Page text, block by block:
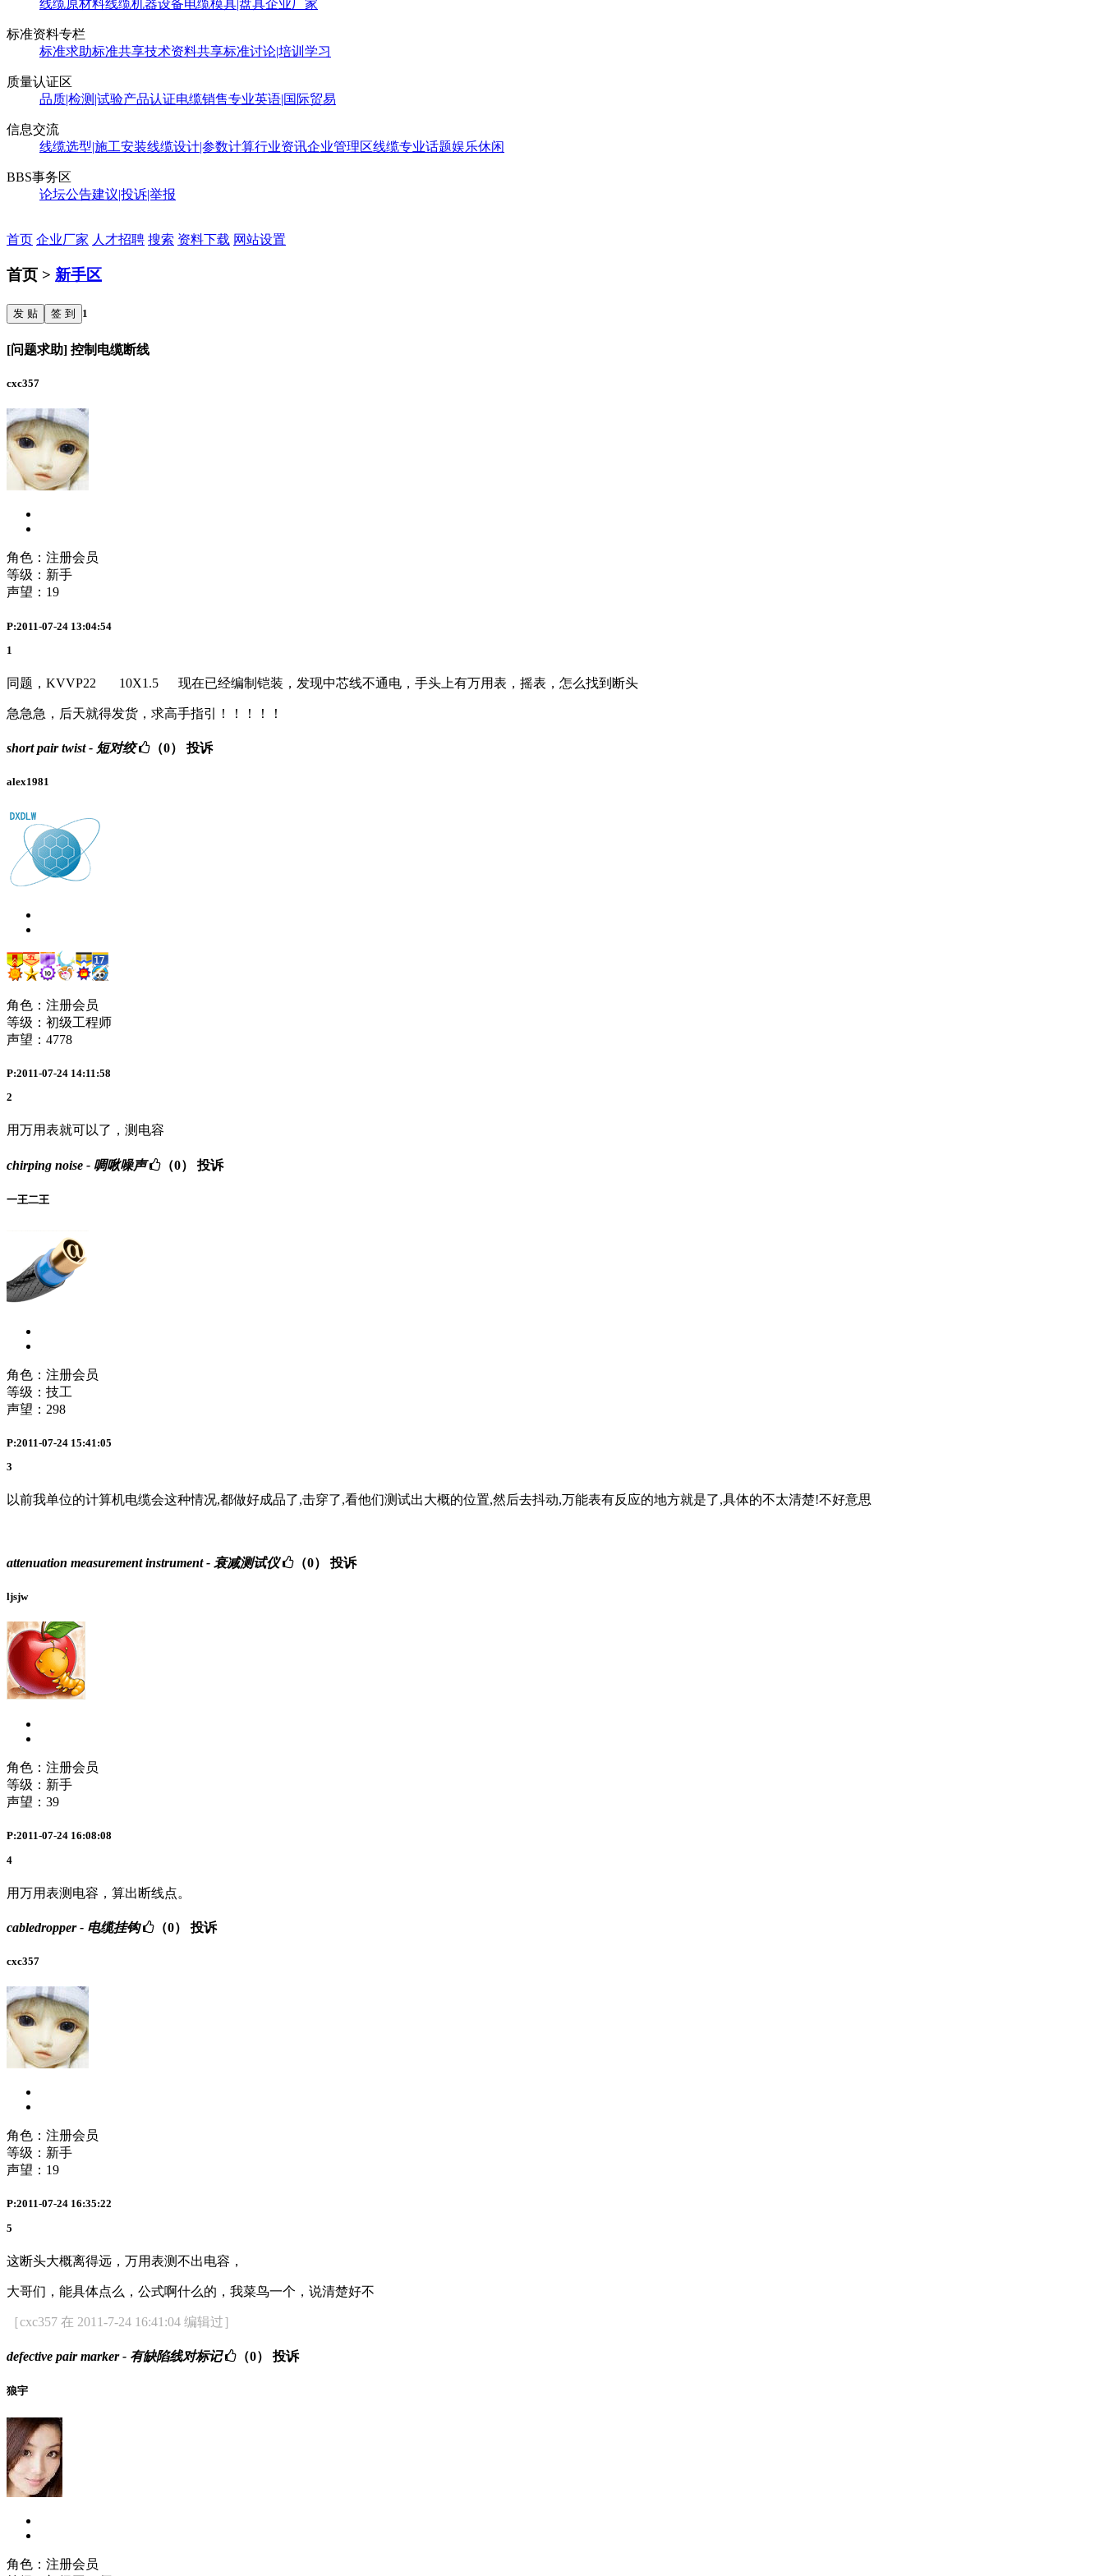
线缆原材料线缆机器设备电缆模具|盘具企业厂家
标准资料专栏
标准求助标准共享技术资料共享标准讨论|培训学习
质量认证区
品质|检测|试验产品认证电缆销售专业英语|国际贸易
信息交流
线缆选型|施工安装线缆设计|参数计算行业资讯企业管理区线缆专业话题娱乐休闲
BBS事务区
论坛公告建议|投诉|举报
首页 企业厂家 人才招聘 搜索 资料下载 网站设置
首页 > 新手区
发 贴 签 到 1
[问题求助] 控制电缆断线
cxc357
角色：注册会员
等级：新手
声望： 19
P:2011-07-24 13:04:54
1
同题，KVVP22 10X1.5 现在已经编制铠装，发现中芯线不通电，手头上有万用表，摇表，怎么找到断头
急急急，后天就得发货，求高手指引！！！！！
short pair twist - 短对绞 （0） 投诉
alex1981
角色：注册会员
等级：初级工程师
声望： 4778
P:2011-07-24 14:11:58
2
用万用表就可以了，测电容
chirping noise - 啁啾噪声 （0） 投诉
一王二王
角色：注册会员
等级：技工
声望： 298
P:2011-07-24 15:41:05
3
以前我单位的计算机电缆会这种情况,都做好成品了,击穿了,看他们测试出大概的位置,然后去抖动,万能表有反应的地方就是了,具体的不太清楚!不好意思
attenuation measurement instrument - 衰减测试仪 （0） 投诉
ljsjw
角色：注册会员
等级：新手
声望： 39
P:2011-07-24 16:08:08
4
用万用表测电容，算出断线点。
cabledropper - 电缆挂钩 （0） 投诉
cxc357
角色：注册会员
等级：新手
声望： 19
P:2011-07-24 16:35:22
5
这断头大概离得远，万用表测不出电容，
大哥们，能具体点么，公式啊什么的，我菜鸟一个，说清楚好不
［cxc357 在 2011-7-24 16:41:04 编辑过］
defective pair marker - 有缺陷线对标记 （0） 投诉
狼宇
角色：注册会员